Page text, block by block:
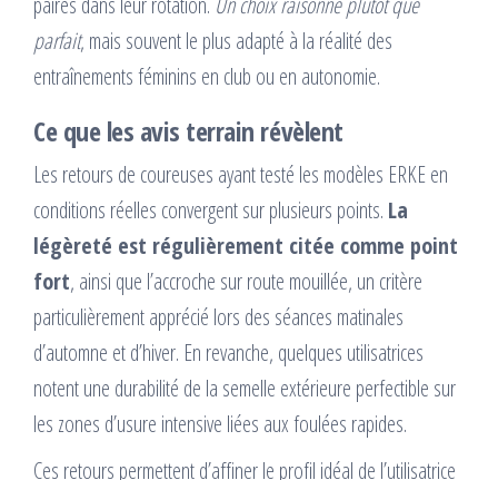
parfait, mais souvent le plus adapté à la réalité des
entraînements féminins en club ou en autonomie.
Ce que les avis terrain révèlent
Les retours de coureuses ayant testé les modèles ERKE en
conditions réelles convergent sur plusieurs points. La
légèreté est régulièrement citée comme point
fort, ainsi que l’accroche sur route mouillée, un critère
particulièrement apprécié lors des séances matinales
d’automne et d’hiver. En revanche, quelques utilisatrices
notent une durabilité de la semelle extérieure perfectible sur
les zones d’usure intensive liées aux foulées rapides.
Ces retours permettent d’affiner le profil idéal de l’utilisatrice